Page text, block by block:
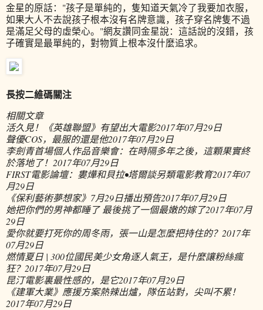
金星的原話："孩子是單純的，隻知道天氣冷了我要加衣服，
如果大人不去說孩子根本沒有名牌意識，孩子穿名牌隻不過
是滿足父母的虛榮心。"網友讚同金星說：這話說的沒錯，孩
子確實是最單純的，對物質上根本沒什麼追求。
長按二維碼關注
相關文章
活久見！《英雄聯盟》有望出大電影2017年07月29日
聲優COS，最服的還是他2017年07月29日
李劍青首場個人作品音樂會：在時隔多年之後，這顆果實終
於落地了！ 2017年07月29日
FIRST電影論壇：婁燁和貝拉•塔爾談另類電影教育2017年07
月29日
《保利藝術夢想家》7月29日播出預告2017年07月29日
她把你們的男神都睡了 最後挑了一個最嫩的嫁了2017年07月
29日
愛你就要打死你的周冬雨，張一山是怎麼把持住的？ 2017年
07月29日
燃情夏日 | 300位國民美少女角逐人氣王，是什麼讓粉絲瘋
狂？ 2017年07月29日
昆汀電影裏最性感的，是它2017年07月29日
《建軍大業》應援方案熱辣出爐，隊伍站對，尖叫不累！
2017年07月29日